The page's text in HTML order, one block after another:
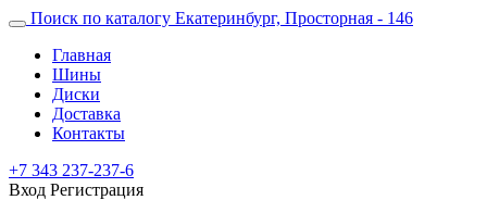
Поиск по каталогу Екатеринбург, Просторная - 146
Главная
Шины
Диски
Доставка
Контакты
+7 343 237-237-6
Вход Регистрация